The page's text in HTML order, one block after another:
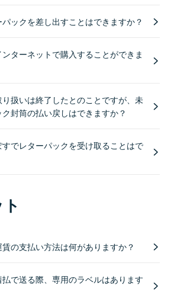
ックを差し出すことはできますか？
ターネットで購入することができま
扱いは終了したとのことですが、未
封筒の払い戻しはできますか？
でレターパックを受け取ることはで
の支払い方法は何がありますか？
で送る際、専用のラベルはあります